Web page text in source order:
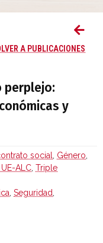
A PUBLICACIONES
perplejo:
y
social, Género,
ALC, Triple
, Seguridad,